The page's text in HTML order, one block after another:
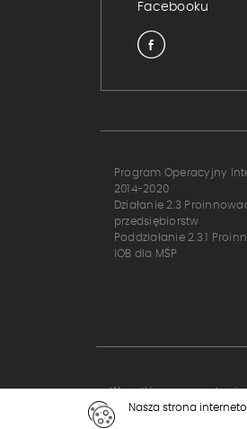
Facebooku
Program Operacyjny
2014-2020
Działanie 2.3
przedsiębiorstw
Poddziałanie 2.3.1
IOB dla MŚP
Wszystkie prawa
Nasza strona